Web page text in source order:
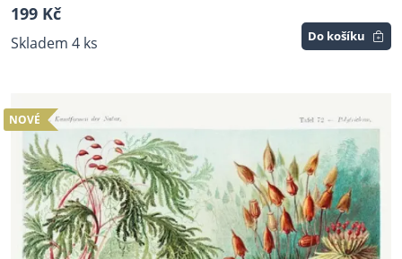
199 Kč
Skladem 4 ks Do košíku
NOVÉ